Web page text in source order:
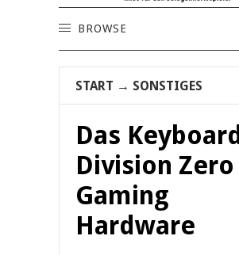
BROWSE
START → SONSTIGES
Das Keyboard
Division Zero
Gaming
Hardware